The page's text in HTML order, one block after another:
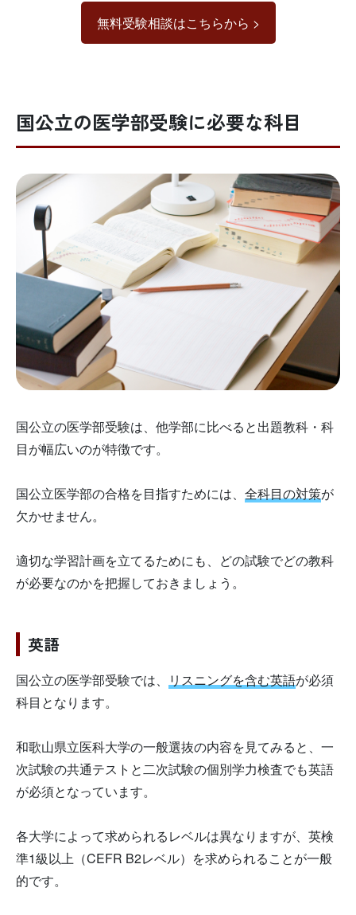
無料受験相談はこちらから >
国公立の医学部受験に必要な科目
国公立の医学部受験は、他学部に比べると出題教科・科
目が幅広いのが特徴です。
国公立医学部の合格を目指すためには、 全科目の対策が
欠かせません。
適切な学習計画を立てるためにも、どの試験でどの教科
が必要なのかを把握しておきましょう。
英語
国公立の医学部受験では、 リスニングを含む英語が必須
科目となります。
和歌山県立医科大学の一般選抜の内容を見てみると、一
次試験の共通テストと二次試験の個別学力検査でも英語
が必須となっています。
各大学によって求められるレベルは異なりますが、英検
準1級以上（CEFR B2レベル）を求められることが一般
的です。